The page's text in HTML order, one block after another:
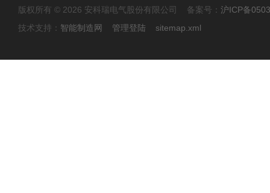
版权所有 © 2026 安科瑞电气股份有限公司 备案号： 沪ICP备
技术支持： 智能制造网 管理登陆 sitemap.xml